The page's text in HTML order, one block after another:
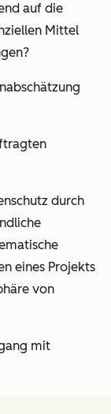
auf die
Mittel
durch
eines Projekts
von
mit